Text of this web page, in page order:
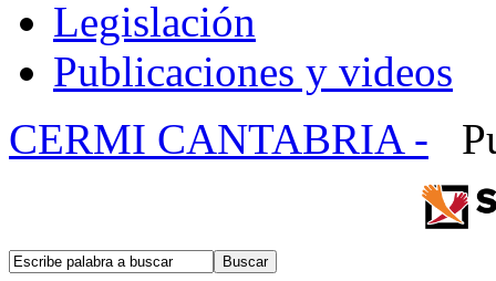
Legislación
Publicaciones y videos
CERMI CANTABRIA -